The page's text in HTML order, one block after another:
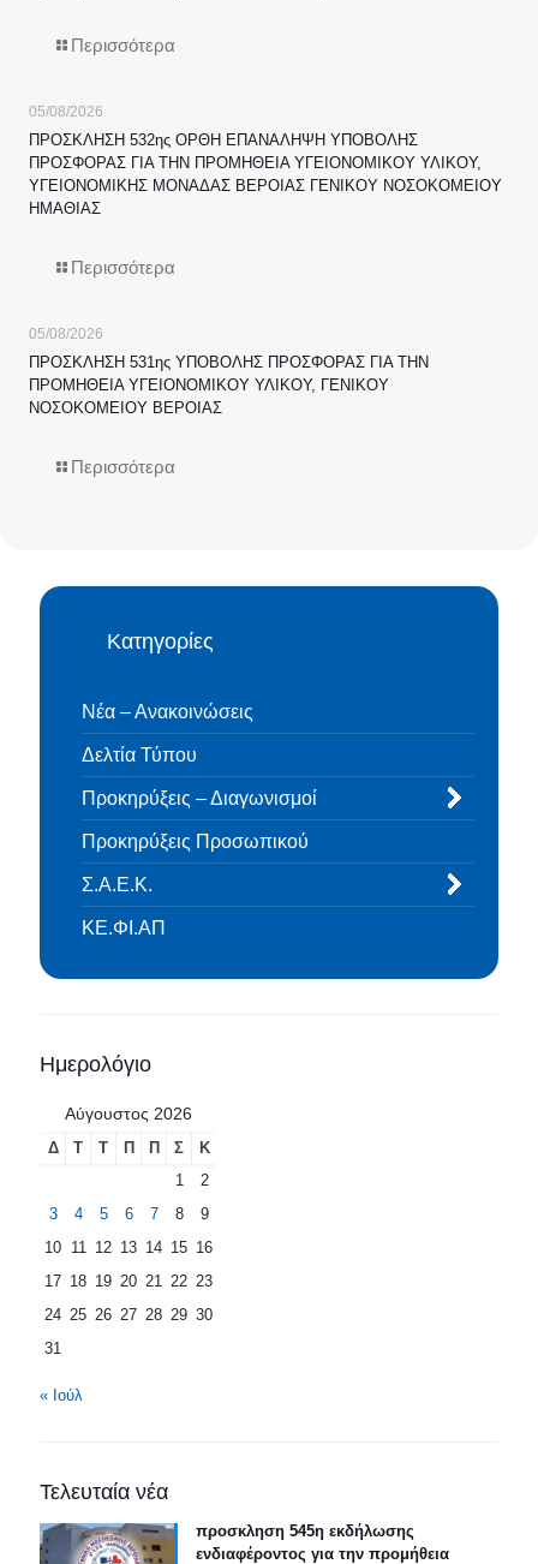
Περισσότερα
05/08/2026
ΠΡΟΣΚΛΗΣΗ 532ης ΟΡΘΗ ΕΠΑΝΑΛΗΨΗ ΥΠΟΒΟΛΗΣ
ΠΡΟΣΦΟΡΑΣ ΓΙΑ ΤΗΝ ΠΡΟΜΗΘΕΙΑ ΥΓΕΙΟΝΟΜΙΚΟΥ ΥΛΙΚΟΥ,
ΥΓΕΙΟΝΟΜΙΚΗΣ ΜΟΝΑΔΑΣ ΒΕΡΟΙΑΣ ΓΕΝΙΚΟΥ ΝΟΣΟΚΟΜΕΙΟΥ
ΗΜΑΘΙΑΣ
Περισσότερα
05/08/2026
ΠΡΟΣΚΛΗΣΗ 531ης ΥΠΟΒΟΛΗΣ ΠΡΟΣΦΟΡΑΣ ΓΙΑ ΤΗΝ
ΠΡΟΜΗΘΕΙΑ ΥΓΕΙΟΝΟΜΙΚΟΥ ΥΛΙΚΟΥ, ΓΕΝΙΚΟΥ
ΝΟΣΟΚΟΜΕΙΟΥ ΒΕΡΟΙΑΣ
Περισσότερα
Κατηγορίες
Νέα – Ανακοινώσεις
Δελτία Τύπου
Προκηρύξεις – Διαγωνισμοί
Προκηρύξεις Προσωπικού
Σ.Α.Ε.Κ.
ΚΕ.ΦΙ.ΑΠ
Ημερολόγιο
Αύγουστος 2026
Δ Τ Τ Π Π Σ
Κ
1
2
3
4 5 6 7 8
9
10 11 12 13 14 15 16
17 18 19 20 21 22 23
24 25 26 27 28 29 30
31
« Ιούλ
Τελευταία νέα
προσκληση 545η εκδήλωσης
ενδιαφέροντος για την προμήθεια